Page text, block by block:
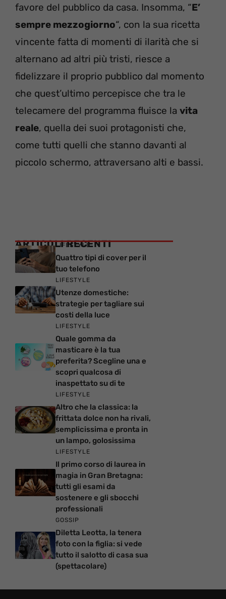
favore del pubblico da casa. Insomma, “E’
sempre mezzogiorno“, con la sua ricetta
vincente fatta di momenti di ilarità che si
alternano ad altri più tristi, riesce a
fidelizzare il proprio pubblico dal momento
che quest’ultimo percepisce che tra le
telecamere del programma fluisce la vita
reale, quella dei suoi protagonisti che,
come tutti quelli che stanno davanti al
piccolo schermo, attraversano alti e bassi.
ARTICOLI RECENTI
LIFESTYLE
Quattro tipi di cover per il
tuo telefono
LIFESTYLE
Utenze domestiche:
strategie per tagliare sui
costi della luce
LIFESTYLE
Quale gomma da
masticare è la tua
preferita? Scegline una e
scopri qualcosa di
inaspettato su di te
LIFESTYLE
Altro che la classica: la
frittata dolce non ha rivali,
semplicissima e pronta in
un lampo, golosissima
LIFESTYLE
Il primo corso di laurea in
magia in Gran Bretagna:
tutti gli esami da
sostenere e gli sbocchi
professionali
GOSSIP
Diletta Leotta, la tenera
foto con la figlia: si vede
tutto il salotto di casa sua
(spettacolare)